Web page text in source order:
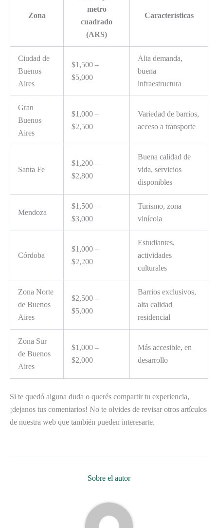
Zona
metro
cuadrado
(ARS)
Características
Ciudad de
Buenos
Aires
$1,500 –
$5,000
Alta demanda,
buena
infraestructura
Gran
Buenos
Aires
$1,000 –
$2,500
Variedad de barrios,
acceso a transporte
Santa Fe
$1,200 –
$2,800
Buena calidad de
vida, servicios
disponibles
Mendoza
$1,500 –
$3,000
Turismo, zona
vinícola
Córdoba
$1,000 –
$2,200
Estudiantes,
actividades
culturales
Zona Norte
de Buenos
Aires
$2,500 –
$5,000
Barrios exclusivos,
alta calidad
residencial
Zona Sur
de Buenos
Aires
$1,000 –
$2,000
Más accesible, en
desarrollo
Si te quedó alguna duda o querés compartir tu experiencia,
¡dejanos tus comentarios! No te olvides de revisar otros artículos
de nuestra web que también pueden interesarte.
Sobre el autor